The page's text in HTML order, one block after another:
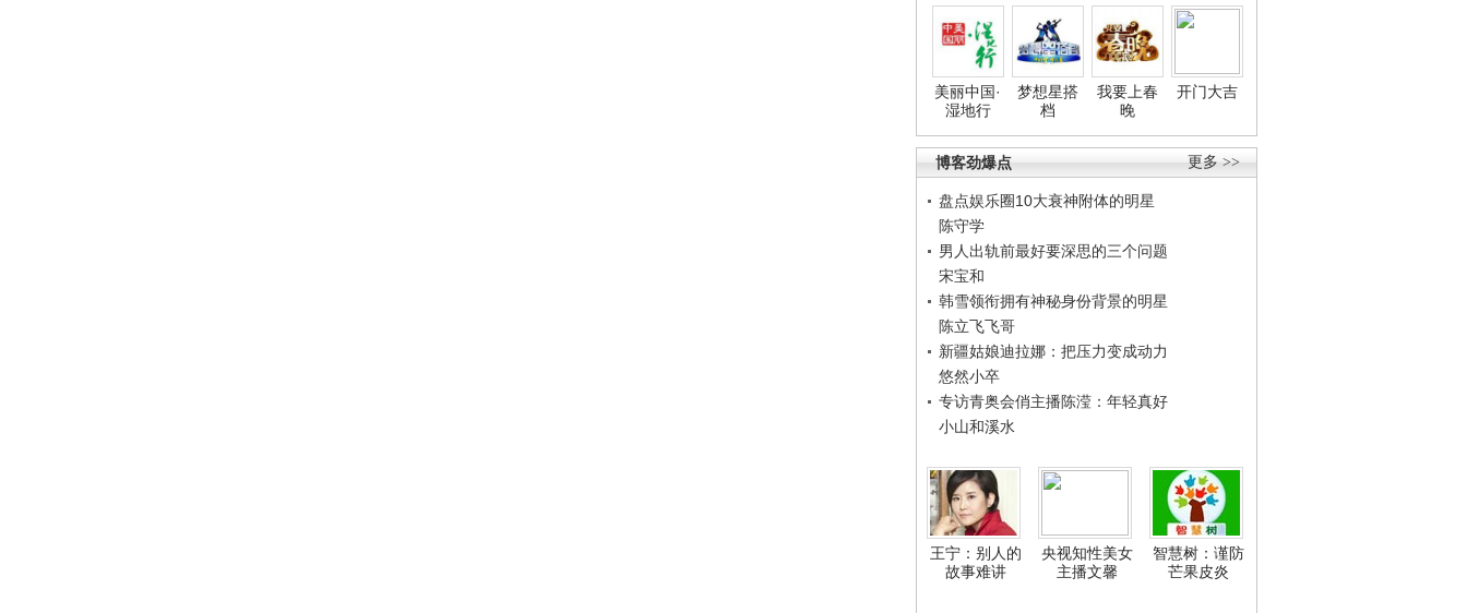
美丽中国·
湿地行
梦想星搭
档
我要上春
晚
开门大吉
更多 >>
博客劲爆点
盘点娱乐圈10大衰神附体的明星
陈守学
男人出轨前最好要深思的三个问题
宋宝和
韩雪领衔拥有神秘身份背景的明星
陈立飞飞哥
新疆姑娘迪拉娜：把压力变成动力
悠然小卒
专访青奥会俏主播陈滢：年轻真好
小山和溪水
王宁：别人的
故事难讲
央视知性美女
主播文馨
智慧树：谨防
芒果皮炎